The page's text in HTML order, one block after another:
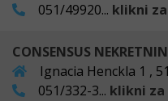
051/49920... klikni
CONSENSUS
Ignacia Henckla 1 ,
051/332-3... klikni za